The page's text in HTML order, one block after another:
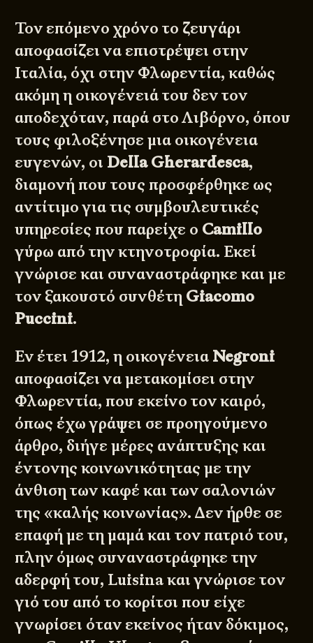
Τον επόμενο χρόνο το ζευγάρι
αποφασίζει να επιστρέψει στην
Ιταλία, όχι στην Φλωρεντία, καθώς
ακόμη η οικογένειά του δεν τον
αποδεχόταν, παρά στο Λιβόρνο, όπου
τους φιλοξένησε μια οικογένεια
ευγενών, οι Della Gherardesca,
διαμονή που τους προσφέρθηκε ως
αντίτιμο για τις συμβουλευτικές
υπηρεσίες που παρείχε ο Camillo
γύρω από την κτηνοτροφία. Εκεί
γνώρισε και συναναστράφηκε και με
τον ξακουστό συνθέτη Giacomo
Puccini.
Εν έτει 1912, η οικογένεια Negroni
αποφασίζει να μετακομίσει στην
Φλωρεντία, που εκείνο τον καιρό,
όπως έχω γράψει σε προηγούμενο
άρθρο, διήγε μέρες ανάπτυξης και
έντονης κοινωνικότητας με την
άνθιση των καφέ και των σαλονιών
της «καλής κοινωνίας». Δεν ήρθε σε
επαφή με τη μαμά και τον πατριό του,
πλην όμως συναναστράφηκε την
αδερφή του, Luisina και γνώρισε τον
γιό του από το κορίτσι που είχε
γνωρίσει όταν εκείνος ήταν δόκιμος,